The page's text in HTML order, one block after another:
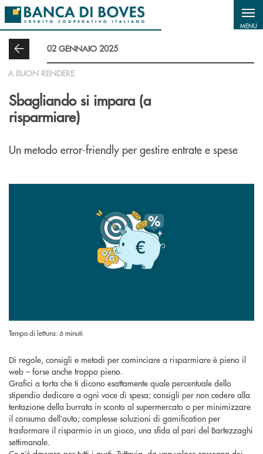
Salta al contenuto principale
MENU
02 GENNAIO 2025
A BUON RENDERE
Sbagliando si impara (a
risparmiare)
Un metodo error-friendly per gestire entrate e spese
Tempo di lettura: 6 minuti
Di regole, consigli e metodi per cominciare a risparmiare è pieno il
web – forse anche troppo pieno.
Grafici a torta che ti dicono esattamente quale percentuale dello
stipendio dedicare a ogni voce di spesa; consigli per non cedere alla
tentazione della burrata in sconto al supermercato o per minimizzare
il consumo dell’auto; complesse soluzioni di gamification per
trasformare il risparmio in un gioco, una sfida al pari del Bartezzaghi
settimanale.